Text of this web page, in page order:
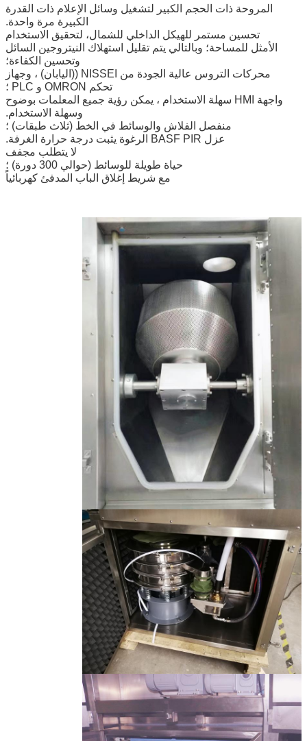
المروحة ذات الحجم الكبير لتشغيل وسائل الإعلام ذات القدرة
الكبيرة مرة واحدة.
تحسين مستمر للهيكل الداخلي للشمال، لتحقيق الاستخدام
الأمثل للمساحة؛ وبالتالي يتم تقليل استهلاك النيتروجين السائل
وتحسين الكفاءة؛
محركات التروس عالية الجودة من NISSEI ((اليابان) ، وجهاز
تحكم OMRON و PLC ؛
واجهة HMI سهلة الاستخدام ، يمكن رؤية جميع المعلمات بوضوح
وسهلة الاستخدام.
منفصل الفلاش والوسائط في الخط (ثلاث طبقات) ؛
عزل BASF PIR الرغوة يثبت درجة حرارة الغرفة.
لا يتطلب مجفف
حياة طويلة للوسائط (حوالي 300 دورة) ؛
مع شريط إغلاق الباب المدفئ كهربائياً